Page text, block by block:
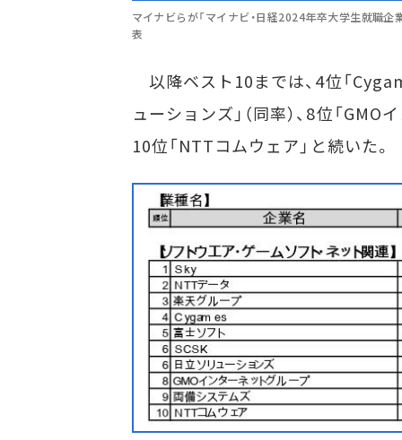
マイナビらが「マイナビ・日経2024年卒大学生就職企
表
以降ベスト10までは、4位「
ューションズ」（同率）、8位「
10位「NTTコムウェア」と続いた。